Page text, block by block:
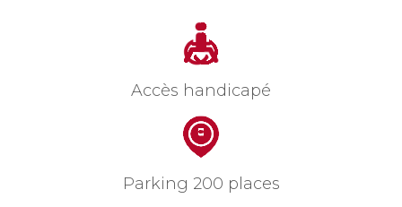
Accès handicapé
Parking 200 places